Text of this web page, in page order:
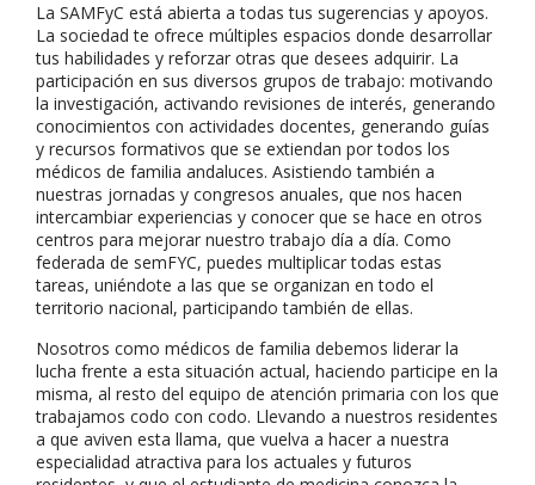
La SAMFyC está abierta a todas tus sugerencias y apoyos.
La sociedad te ofrece múltiples espacios donde desarrollar
tus habilidades y reforzar otras que desees adquirir. La
participación en sus diversos grupos de trabajo: motivando
la investigación, activando revisiones de interés, generando
conocimientos con actividades docentes, generando guías
y recursos formativos que se extiendan por todos los
médicos de familia andaluces. Asistiendo también a
nuestras jornadas y congresos anuales, que nos hacen
intercambiar experiencias y conocer que se hace en otros
centros para mejorar nuestro trabajo día a día. Como
federada de semFYC, puedes multiplicar todas estas
tareas, uniéndote a las que se organizan en todo el
territorio nacional, participando también de ellas.
Nosotros como médicos de familia debemos liderar la
lucha frente a esta situación actual, haciendo participe en la
misma, al resto del equipo de atención primaria con los que
trabajamos codo con codo. Llevando a nuestros residentes
a que aviven esta llama, que vuelva a hacer a nuestra
especialidad atractiva para los actuales y futuros